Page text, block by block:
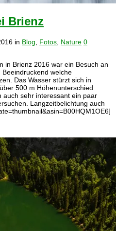
Brienz
in Blog Fotos Nature 0
in Brienz 2016 war ein Besuch an
welche
Das Wasser stürzt sich in
500 m Höhenunterschied
auch sehr interessant ein paar
Langzeitbelichtung auch